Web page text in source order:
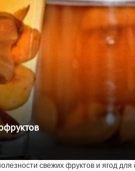
свежих фруктов и ягод